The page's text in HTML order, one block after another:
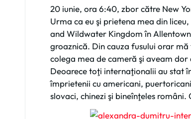
20 iunie, ora 6:40, zbor către New
Urma ca eu şi prietena mea din
and Wildwater Kingdom în
groaznică. Din cauza fusului orar
colega mea de cameră şi aveam
Deoarece toţi internaţionalii au stat
împrietenii cu americani,
slovaci, chinezi şi bineînţeles